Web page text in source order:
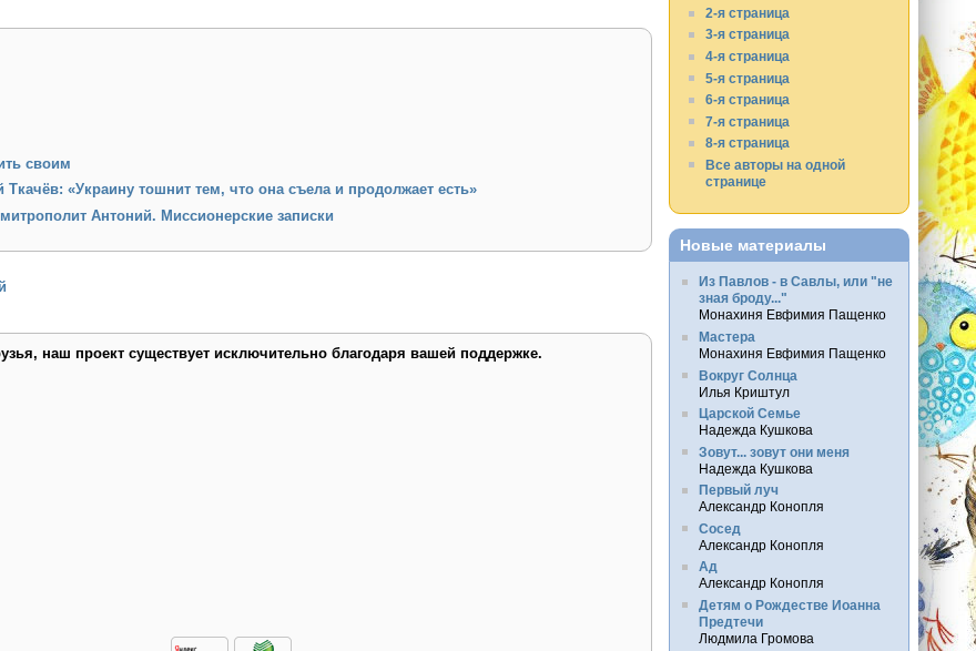
своим
Ткачёв: «Украину тошнит тем, что она съела и продолжает есть»
Антоний. Миссионерские записки
наш проект существует исключительно благодаря вашей поддержке.
2-я страница
3-я страница
4-я страница
5-я страница
6-я страница
7-я страница
8-я страница
Все авторы на одной
странице
Новые материалы
Из Павлов - в Савлы, или "не
зная броду..."
Монахиня Евфимия Пащенко
Мастера
Монахиня Евфимия Пащенко
Вокруг Солнца
Илья Криштул
Царской Семье
Надежда Кушкова
Зовут... зовут они меня
Надежда Кушкова
Первый луч
Александр Конопля
Сосед
Александр Конопля
Ад
Александр Конопля
Детям о Рождестве Иоанна
Предтечи
Людмила Громова